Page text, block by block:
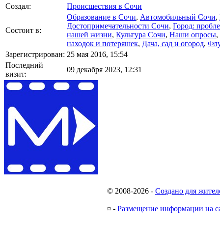
Создал:
Происшествия в Сочи
Состоит в:
Образование в Сочи, Автомобильный Сочи,
Достопримечательности Сочи, Город:
нашей жизни, Культура Сочи, Наши опросы,
находок и потеряшек, Дача, сад и огород,
Зарегистрирован: 25 мая 2016, 15:54
Последний
визит:
09 декабря 2023, 12:31
© 2008-2026 - Создано для
¤ - Размещение информации на